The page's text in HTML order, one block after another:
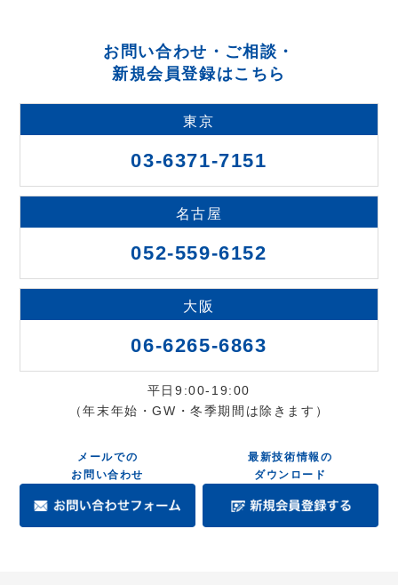
お問い合わせ・ご相談・
新規会員登録はこちら
東京
03-6371-7151
名古屋
052-559-6152
大阪
06-6265-6863
平日9:00-19:00
（年末年始・GW・冬季期間は除きます）
メールでの
お問い合わせ
最新技術情報の
ダウンロード